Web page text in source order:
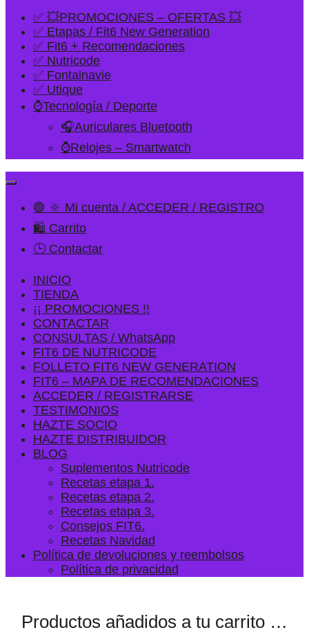
✅ 💥PROMOCIONES – OFERTAS 💥
✅ Etapas / Fit6 New Generation
✅ Fit6 + Recomendaciones
✅ Nutricode
✅ Fontainavie
✅ Utique
⌚Tecnología / Deporte
🎧Auriculares Bluetooth
⌚Relojes – Smartwatch
🟢 🔆 Mi cuenta / ACCEDER / REGISTRO
🛍️ Carrito
🕒 Contactar
INICIO
TIENDA
¡¡ PROMOCIONES !!
CONTACTAR
CONSULTAS / WhatsApp
FIT6 DE NUTRICODE
FOLLETO FIT6 NEW GENERATION
FIT6 – MAPA DE RECOMENDACIONES
ACCEDER / REGISTRARSE
TESTIMONIOS
HAZTE SOCIO
HAZTE DISTRIBUIDOR
BLOG
Suplementos Nutricode
Recetas etapa 1.
Recetas etapa 2.
Recetas etapa 3.
Consejos FIT6.
Recetas Navidad
Política de devoluciones y reembolsos
Política de privacidad
Productos añadidos a tu carrito …